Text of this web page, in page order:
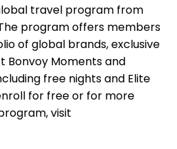
travel program from
program offers members
of global brands, exclusive
Bonvoy Moments and
free nights and Elite
for free or for more
visit